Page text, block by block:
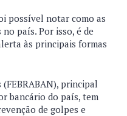
possível notar como as
país. Por isso, é de
às principais formas
principal
bancário do país, tem
de golpes e